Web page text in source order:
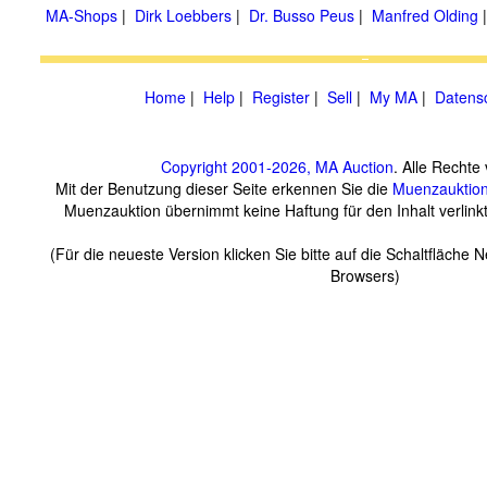
MA-Shops | Dirk Loebbers | Dr. Busso Peus | Manfred Olding
Home | Help | Register | Sell | My MA |
Copyright 2001-2026, MA Auction. Alle Rechte
Mit der Benutzung dieser Seite erkennen Sie die
Muenzauktion übernimmt keine Haftung für den Inhalt
(Für die neueste Version klicken Sie bitte auf die Schaltfläche
Browsers)